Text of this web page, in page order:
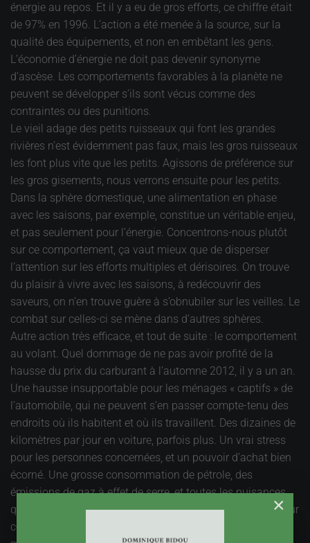
énergie au repos. Et il y a eu de gros efforts, ce chiffre était
de 97% en 1996. L’action a été menée à la source, sur la
qualité des équipements, et non en embêtant les gens.
L’économie d’énergie ne doit pas devenir synonyme
d’ascèse. Les comportements favorables à la planète ne
peuvent se développer s’ils sont vécus comme des
contraintes ou des punitions.
Le vieil adage des petits ruisseaux qui font les grandes
rivières n’est évidemment pas faux, mais les gros ruisseaux
les font plus vite que les petits. Agissons de préférence sur
les gros gisements, nous verrons ensuite pour les petits.
Dans la sphère domestique, une alimentation en phase
avec les saisons, par exemple, constitue un véritable enjeu,
et pas seulement pour l’énergie. Concentrons-nous plutôt
sur ce comportement, ça vaut mieux que de disperser
l’attention sur les efforts multiples et dérisoires. On trouve
du plaisir à vivre avec les saisons, à redécouvrir des
saveurs, on n’en trouve guère à s’obnubiler sur les veilles. Le
combat sur celles-ci se mène dans d’autres sphères.
Autre action très efficace, et tout de suite : le comportement
au volant. Quel dommage de ne pas avoir profité de la
hausse du prix du carburant à l’automne 2012, il y a un an.
Une hausse insupportable pour les ménages « captifs » de
l’automobile, qui ne peuvent s’en passer compte-tenu des
endroits où ils habitent et où ils travaillent. Des dizaines de
kilomètres par jour en voiture, parfois plus. Un vrai stress
pour les personnes concernées, et un pouvoir d’achat bien
écorné. Une grosse consommation de pétrole, des
émissions de gaz à effet de serre, et toutes les nuisances
que produit la voiture. Le pétrole augment de quelques pour
cents, et c’est la goute d’eau qui fait déborder le vase. Les
×